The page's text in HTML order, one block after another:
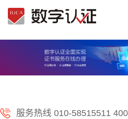
服务热线 010-58515511